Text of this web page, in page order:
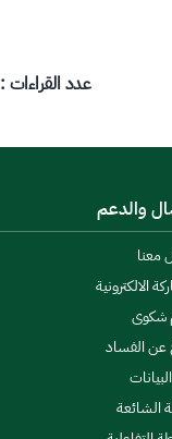
عدد القراءات :
والدعم
معنا
الالكترونية
شكوى
عن الفساد
الشائعة